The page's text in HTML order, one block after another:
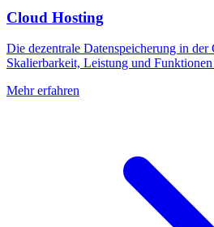
Cloud Hosting
Die dezentrale Datenspeicherung in
Skalierbarkeit, Leistung und
Mehr erfahren